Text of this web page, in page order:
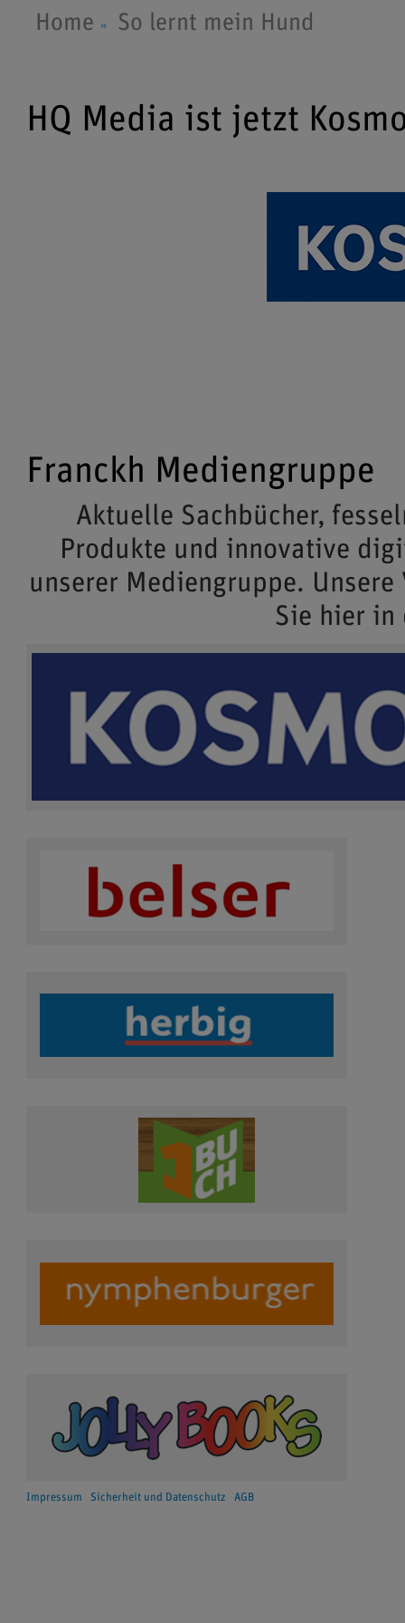
Home So lernt mein Hund
HQ Media ist jetzt
Franckh Mediengruppe
Aktuelle Sachbücher,
Produkte und innovative
unserer Mediengruppe.
Sie hier in
Impressum Sicherheit und Datenschutz AGB